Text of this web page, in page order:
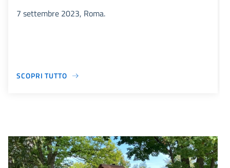
7 settembre 2023, Roma.
SCOPRI TUTTO